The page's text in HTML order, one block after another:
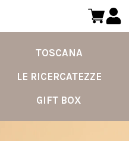
TOSCANA
LE RICERCATEZZE
GIFT BOX